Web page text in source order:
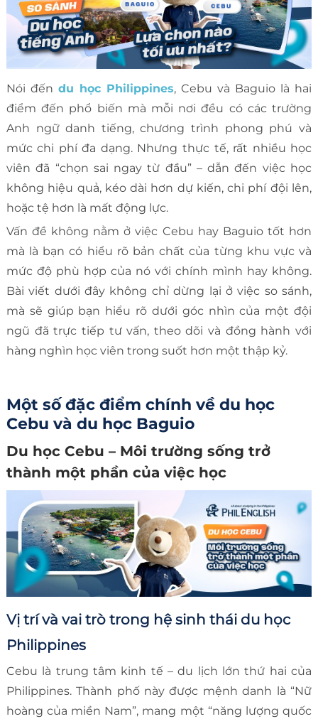
Nói đến du học Philippines, Cebu và Baguio là hai
điểm đến phổ biến mà mỗi nơi đều có các trường
Anh ngữ danh tiếng, chương trình phong phú và
mức chi phí đa dạng. Nhưng thực tế, rất nhiều học
viên đã “chọn sai ngay từ đầu” – dẫn đến việc học
không hiệu quả, kéo dài hơn dự kiến, chi phí đội lên,
hoặc tệ hơn là mất động lực.
Vấn đề không nằm ở việc Cebu hay Baguio tốt hơn
mà là bạn có hiểu rõ bản chất của từng khu vực và
mức độ phù hợp của nó với chính mình hay không.
Bài viết dưới đây không chỉ dừng lại ở việc so sánh,
mà sẽ giúp bạn hiểu rõ dưới góc nhìn của một đội
ngũ đã trực tiếp tư vấn, theo dõi và đồng hành với
hàng nghìn học viên trong suốt hơn một thập kỷ.
Một số đặc điểm chính về du học
Cebu và du học Baguio
Du học Cebu – Môi trường sống trở
thành một phần của việc học
Vị trí và vai trò trong hệ sinh thái du học
Philippines
Cebu là trung tâm kinh tế – du lịch lớn thứ hai của
Philippines. Thành phố này được mệnh danh là “Nữ
hoàng của miền Nam”, mang một “năng lượng quốc